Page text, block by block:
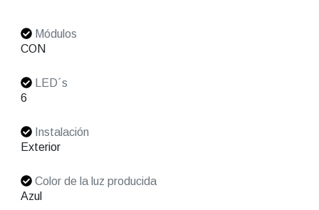
Módulos
CON
LED´s
6
Instalación
Exterior
Color de la luz producida
Azul